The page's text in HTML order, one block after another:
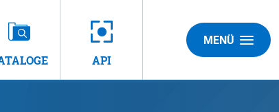
API
MENÜ